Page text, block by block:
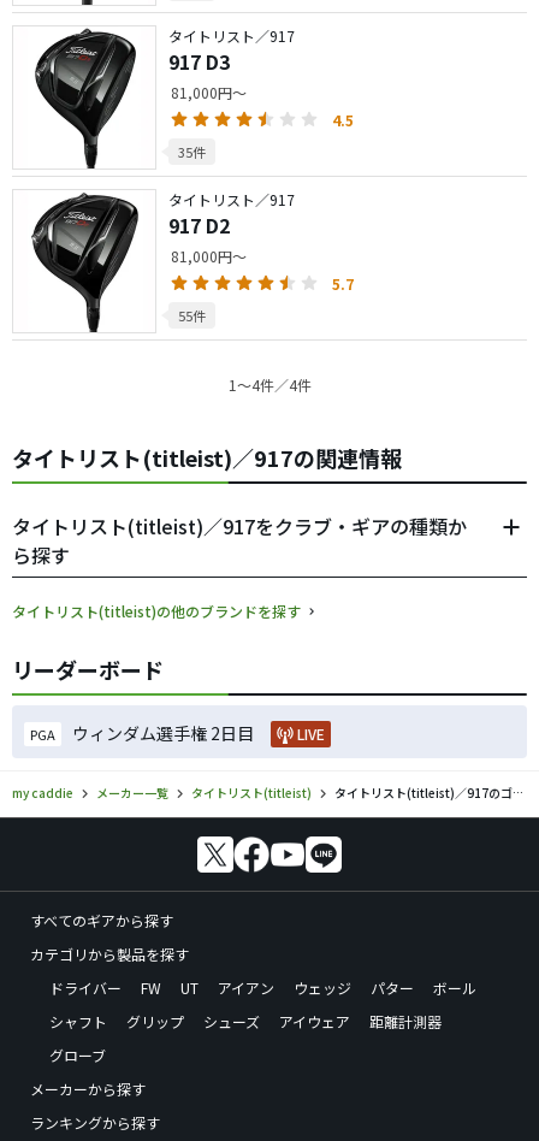
タイトリスト／917
917 D3
81,000円～
4.5
35件
タイトリスト／917
917 D2
81,000円～
5.7
55件
1〜4件／4件
タイトリスト(titleist)／917の関連情報
タイトリスト(titleist)／917をクラブ・ギアの種類か
ら探す
タイトリスト(titleist)の他のブランドを探す
リーダーボード
PGA ウィンダム選手権 2日目 LIVE
my caddie メーカー一覧 タイトリスト(titleist) タイトリスト(titleist)／917のゴルフギアの口コミ評価
すべてのギアから探す
カテゴリから製品を探す
ドライバー
FW UT アイアン ウェッジ パター
ボール
シャフト
グリップ シューズ アイウェア
距離計測器
グローブ
メーカーから探す
ランキングから探す